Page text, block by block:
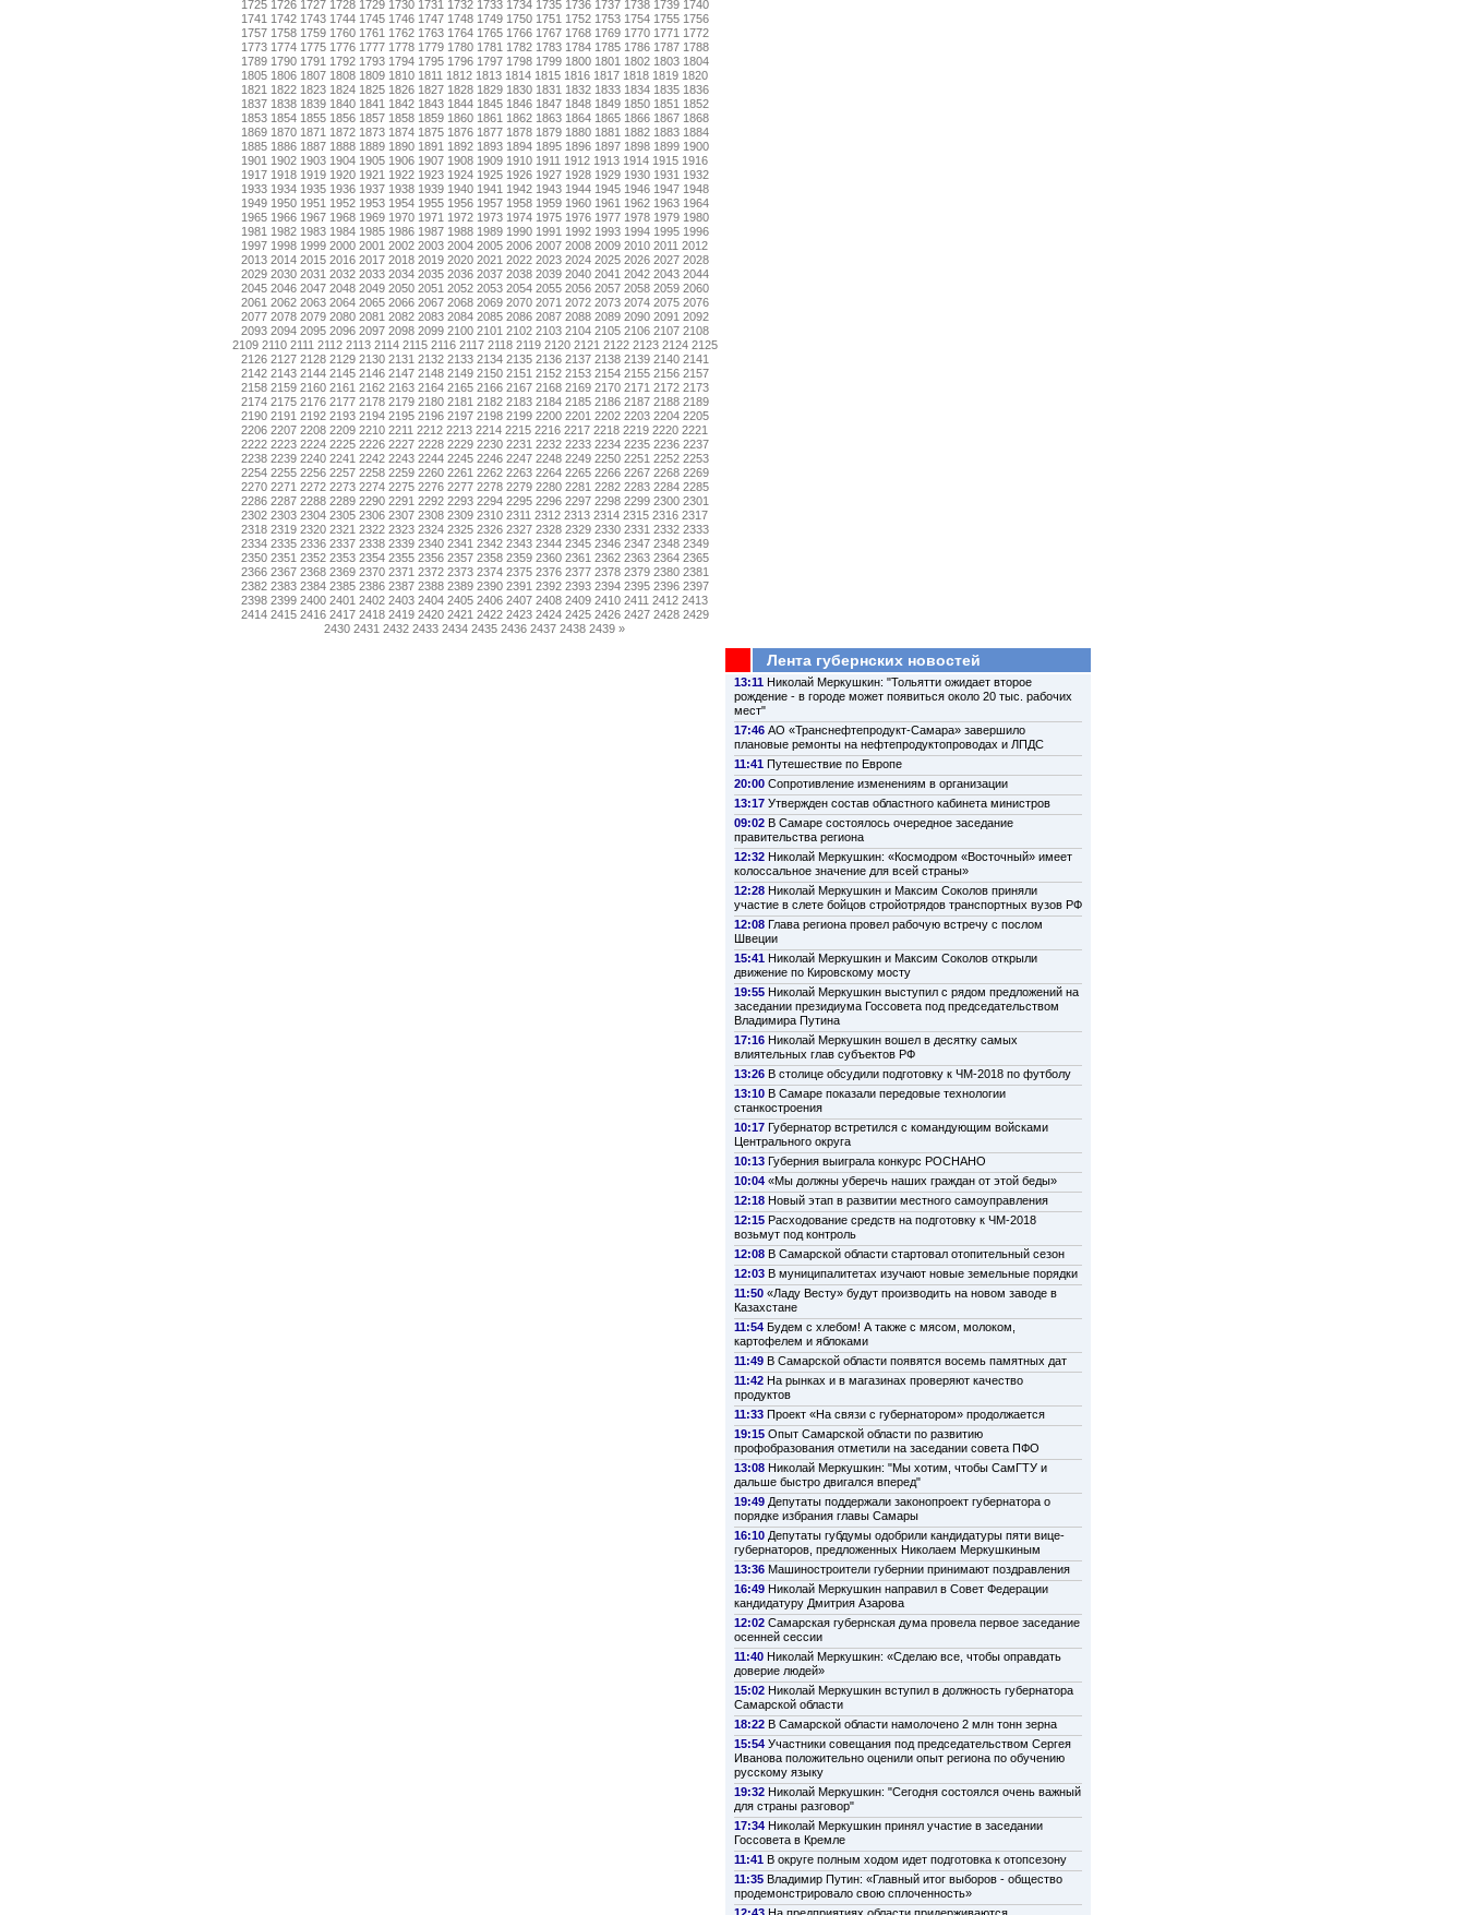
1725 1726 1727 1728 1729 1730 1731 1732 1733 1734 1735 1736 1737 1738 1739 1740
1741 1742 1743 1744 1745 1746 1747 1748 1749 1750 1751 1752 1753 1754 1755 1756
1757 1758 1759 1760 1761 1762 1763 1764 1765 1766 1767 1768 1769 1770 1771 1772
1773 1774 1775 1776 1777 1778 1779 1780 1781 1782 1783 1784 1785 1786 1787 1788
1789 1790 1791 1792 1793 1794 1795 1796 1797 1798 1799 1800 1801 1802 1803 1804
1805 1806 1807 1808 1809 1810 1811 1812 1813 1814 1815 1816 1817 1818 1819 1820
1821 1822 1823 1824 1825 1826 1827 1828 1829 1830 1831 1832 1833 1834 1835 1836
1837 1838 1839 1840 1841 1842 1843 1844 1845 1846 1847 1848 1849 1850 1851 1852
1853 1854 1855 1856 1857 1858 1859 1860 1861 1862 1863 1864 1865 1866 1867 1868
1869 1870 1871 1872 1873 1874 1875 1876 1877 1878 1879 1880 1881 1882 1883 1884
1885 1886 1887 1888 1889 1890 1891 1892 1893 1894 1895 1896 1897 1898 1899 1900
1901 1902 1903 1904 1905 1906 1907 1908 1909 1910 1911 1912 1913 1914 1915 1916
1917 1918 1919 1920 1921 1922 1923 1924 1925 1926 1927 1928 1929 1930 1931 1932
1933 1934 1935 1936 1937 1938 1939 1940 1941 1942 1943 1944 1945 1946 1947 1948
1949 1950 1951 1952 1953 1954 1955 1956 1957 1958 1959 1960 1961 1962 1963 1964
1965 1966 1967 1968 1969 1970 1971 1972 1973 1974 1975 1976 1977 1978 1979 1980
1981 1982 1983 1984 1985 1986 1987 1988 1989 1990 1991 1992 1993 1994 1995 1996
1997 1998 1999 2000 2001 2002 2003 2004 2005 2006 2007 2008 2009 2010 2011 2012
2013 2014 2015 2016 2017 2018 2019 2020 2021 2022 2023 2024 2025 2026 2027 2028
2029 2030 2031 2032 2033 2034 2035 2036 2037 2038 2039 2040 2041 2042 2043 2044
2045 2046 2047 2048 2049 2050 2051 2052 2053 2054 2055 2056 2057 2058 2059 2060
2061 2062 2063 2064 2065 2066 2067 2068 2069 2070 2071 2072 2073 2074 2075 2076
2077 2078 2079 2080 2081 2082 2083 2084 2085 2086 2087 2088 2089 2090 2091 2092
2093 2094 2095 2096 2097 2098 2099 2100 2101 2102 2103 2104 2105 2106 2107 2108
2109 2110 2111 2112 2113 2114 2115 2116 2117 2118 2119 2120 2121 2122 2123 2124 2125
2126 2127 2128 2129 2130 2131 2132 2133 2134 2135 2136 2137 2138 2139 2140 2141
2142 2143 2144 2145 2146 2147 2148 2149 2150 2151 2152 2153 2154 2155 2156 2157
2158 2159 2160 2161 2162 2163 2164 2165 2166 2167 2168 2169 2170 2171 2172 2173
2174 2175 2176 2177 2178 2179 2180 2181 2182 2183 2184 2185 2186 2187 2188 2189
2190 2191 2192 2193 2194 2195 2196 2197 2198 2199 2200 2201 2202 2203 2204 2205
2206 2207 2208 2209 2210 2211 2212 2213 2214 2215 2216 2217 2218 2219 2220 2221
2222 2223 2224 2225 2226 2227 2228 2229 2230 2231 2232 2233 2234 2235 2236 2237
2238 2239 2240 2241 2242 2243 2244 2245 2246 2247 2248 2249 2250 2251 2252 2253
2254 2255 2256 2257 2258 2259 2260 2261 2262 2263 2264 2265 2266 2267 2268 2269
2270 2271 2272 2273 2274 2275 2276 2277 2278 2279 2280 2281 2282 2283 2284 2285
2286 2287 2288 2289 2290 2291 2292 2293 2294 2295 2296 2297 2298 2299 2300 2301
2302 2303 2304 2305 2306 2307 2308 2309 2310 2311 2312 2313 2314 2315 2316 2317
2318 2319 2320 2321 2322 2323 2324 2325 2326 2327 2328 2329 2330 2331 2332 2333
2334 2335 2336 2337 2338 2339 2340 2341 2342 2343 2344 2345 2346 2347 2348 2349
2350 2351 2352 2353 2354 2355 2356 2357 2358 2359 2360 2361 2362 2363 2364 2365
2366 2367 2368 2369 2370 2371 2372 2373 2374 2375 2376 2377 2378 2379 2380 2381
2382 2383 2384 2385 2386 2387 2388 2389 2390 2391 2392 2393 2394 2395 2396 2397
2398 2399 2400 2401 2402 2403 2404 2405 2406 2407 2408 2409 2410 2411 2412 2413
2414 2415 2416 2417 2418 2419 2420 2421 2422 2423 2424 2425 2426 2427 2428 2429
2430 2431 2432 2433 2434 2435 2436 2437 2438 2439 »
Лента губернских новостей
13:11 Николай Меркушкин: "Тольятти ожидает второе
рождение - в городе может появиться около 20 тыс. рабочих
мест"
17:46 АО «Транснефтепродукт-Самара» завершило
плановые ремонты на нефтепродуктопроводах и ЛПДС
11:41 Путешествие по Европе
20:00 Сопротивление изменениям в организации
13:17 Утвержден состав областного кабинета министров
09:02 В Самаре состоялось очередное заседание
правительства региона
12:32 Николай Меркушкин: «Космодром «Восточный» имеет
колоссальное значение для всей страны»
12:28 Николай Меркушкин и Максим Соколов приняли
участие в слете бойцов стройотрядов транспортных вузов РФ
12:08 Глава региона провел рабочую встречу с послом
Швеции
15:41 Николай Меркушкин и Максим Соколов открыли
движение по Кировскому мосту
19:55 Николай Меркушкин выступил с рядом предложений на
заседании президиума Госсовета под председательством
Владимира Путина
17:16 Николай Меркушкин вошел в десятку самых
влиятельных глав субъектов РФ
13:26 В столице обсудили подготовку к ЧМ-2018 по футболу
13:10 В Самаре показали передовые технологии
станкостроения
10:17 Губернатор встретился с командующим войсками
Центрального округа
10:13 Губерния выиграла конкурс РОСНАНО
10:04 «Мы должны уберечь наших граждан от этой беды»
12:18 Новый этап в развитии местного самоуправления
12:15 Расходование средств на подготовку к ЧМ-2018
возьмут под контроль
12:08 В Самарской области стартовал отопительный сезон
12:03 В муниципалитетах изучают новые земельные порядки
11:50 «Ладу Весту» будут производить на новом заводе в
Казахстане
11:54 Будем с хлебом! А также с мясом, молоком,
картофелем и яблоками
11:49 В Самарской области появятся восемь памятных дат
11:42 На рынках и в магазинах проверяют качество
продуктов
11:33 Проект «На связи с губернатором» продолжается
19:15 Опыт Самарской области по развитию
профобразования отметили на заседании совета ПФО
13:08 Николай Меркушкин: "Мы хотим, чтобы СамГТУ и
дальше быстро двигался вперед"
19:49 Депутаты поддержали законопроект губернатора о
порядке избрания главы Самары
16:10 Депутаты губдумы одобрили кандидатуры пяти вице-
губернаторов, предложенных Николаем Меркушкиным
13:36 Машиностроители губернии принимают поздравления
16:49 Николай Меркушкин направил в Совет Федерации
кандидатуру Дмитрия Азарова
12:02 Самарская губернская дума провела первое заседание
осенней сессии
11:40 Николай Меркушкин: «Сделаю все, чтобы оправдать
доверие людей»
15:02 Николай Меркушкин вступил в должность губернатора
Самарской области
18:22 В Самарской области намолочено 2 млн тонн зерна
15:54 Участники совещания под председательством Сергея
Иванова положительно оценили опыт региона по обучению
русскому языку
19:32 Николай Меркушкин: "Сегодня состоялся очень важный
для страны разговор"
17:34 Николай Меркушкин принял участие в заседании
Госсовета в Кремле
11:41 В округе полным ходом идет подготовка к отопсезону
11:35 Владимир Путин: «Главный итог выборов - общество
продемонстрировало свою сплоченность»